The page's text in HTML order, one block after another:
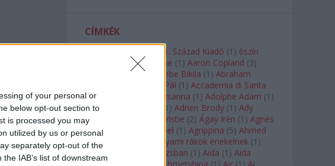
of your personal or
below opt-out section to
is processed you may
utilized by us or personal
separately opt-out of the
IAB’s list of downstream
CÍMKÉK
21. Század Kiadó (1 ) 6szín
A. A. Milne (1 ) Aaron Copland (3)
Aaron Rosand
(1 Abebe Bikila (1 ) Abraham
Ábrahám Pál (1 ) Accademia di Santa
Cecilia
Ádám Zsuzsanna (1 ) Adolphe Adam (1 )
Adriana Lecouvreur
1 ) Adrien Brody (1 ) Ady
Endre
Agatha Christie (2) Ágay Irén (1 ) Agnes
Baltsa
Agnes Giebel (1 ) Agrippina (5) Ahmed
Szadavi
Ahol a folyami rákok énekelnek (1 )
Ahol a nap felkel Párizsban (1 ) Aida (1 ) Aida